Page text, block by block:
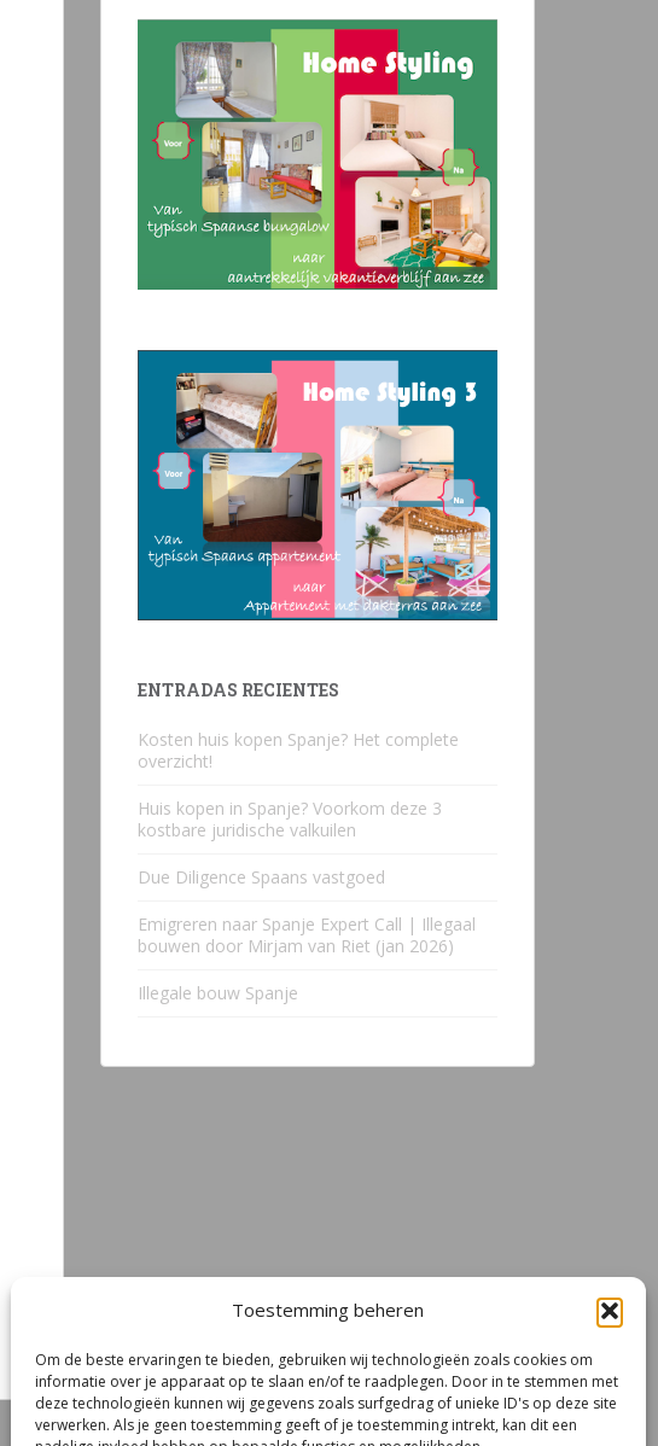
Toestemming beheren
Om de beste ervaringen te bieden, gebruiken wij technologieën zoals cookies om
informatie over je apparaat op te slaan en/of te raadplegen. Door in te stemmen met
deze technologieën kunnen wij gegevens zoals surfgedrag of unieke ID's op deze site
verwerken. Als je geen toestemming geeft of je toestemming intrekt, kan dit een
ENTRADAS RECIENTES
Kosten huis kopen Spanje? Het complete
overzicht!
Huis kopen in Spanje? Voorkom deze 3
kostbare juridische valkuilen
Due Diligence Spaans vastgoed
Emigreren naar Spanje Expert Call | Illegaal
bouwen door Mirjam van Riet (jan 2026)
Illegale bouw Spanje